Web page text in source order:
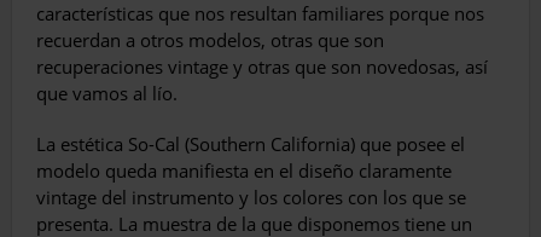
características que nos resultan familiares porque nos
recuerdan a otros modelos, otras que son
recuperaciones vintage y otras que son novedosas, así
que vamos al lío.
La estética So-Cal (Southern California) que posee el
modelo queda manifiesta en el diseño claramente
vintage del instrumento y los colores con los que se
presenta. La muestra de la que disponemos tiene un